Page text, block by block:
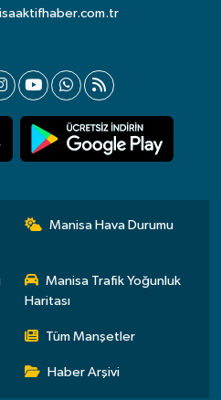
Manisa Hava Durumu
Manisa Trafik Yoğunluk
Haritası
Tüm Manşetler
Haber Arşivi